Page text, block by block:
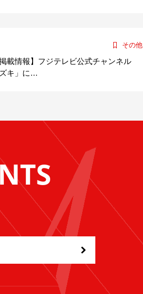
その他
掲載情報】フジテレビ公式チャンネル
ズキ」に…